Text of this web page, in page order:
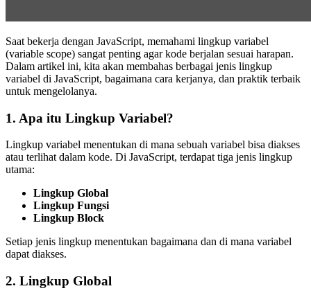
Saat bekerja dengan JavaScript, memahami lingkup variabel
(variable scope) sangat penting agar kode berjalan sesuai harapan.
Dalam artikel ini, kita akan membahas berbagai jenis lingkup
variabel di JavaScript, bagaimana cara kerjanya, dan praktik terbaik
untuk mengelolanya.
1. Apa itu Lingkup Variabel?
Lingkup variabel menentukan di mana sebuah variabel bisa diakses
atau terlihat dalam kode. Di JavaScript, terdapat tiga jenis lingkup
utama:
Lingkup Global
Lingkup Fungsi
Lingkup Block
Setiap jenis lingkup menentukan bagaimana dan di mana variabel
dapat diakses.
2. Lingkup Global